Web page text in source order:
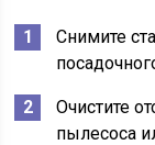
Снимите
Очистите
пылесоса